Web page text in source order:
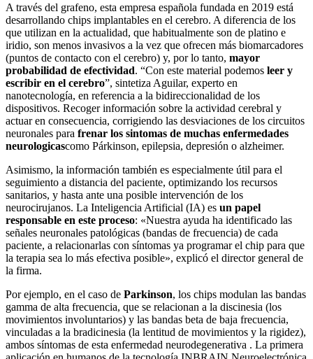
A través del grafeno, esta empresa española fundada en 2019 está
desarrollando chips implantables en el cerebro. A diferencia de los
que utilizan en la actualidad, que habitualmente son de platino e
iridio, son menos invasivos a la vez que ofrecen más biomarcadores
(puntos de contacto con el cerebro) y, por lo tanto, mayor
probabilidad de efectividad. “Con este material podemos leer y
escribir en el cerebro”, sintetiza Aguilar, experto en
nanotecnología, en referencia a la bidireccionalidad de los
dispositivos. Recoger información sobre la actividad cerebral y
actuar en consecuencia, corrigiendo las desviaciones de los circuitos
neuronales para frenar los sintomas de muchas enfermedades
neurologicascomo Párkinson, epilepsia, depresión o alzheimer.
Asimismo, la información también es especialmente útil para el
seguimiento a distancia del paciente, optimizando los recursos
sanitarios, y hasta ante una posible intervención de los
neurocirujanos. La Inteligencia Artificial (IA) es un papel
responsable en este proceso: «Nuestra ayuda ha identificado las
señales neuronales patológicas (bandas de frecuencia) de cada
paciente, a relacionarlas con síntomas ya programar el chip para que
la terapia sea lo más efectiva posible», explicó el director general de
la firma.
Por ejemplo, en el caso de Parkinson, los chips modulan las bandas
gamma de alta frecuencia, que se relacionan a la discinesia (los
movimientos involuntarios) y las bandas beta de baja frecuencia,
vinculadas a la bradicinesia (la lentitud de movimientos y la rigidez),
ambos síntomas de esta enfermedad neurodegenerativa . La primera